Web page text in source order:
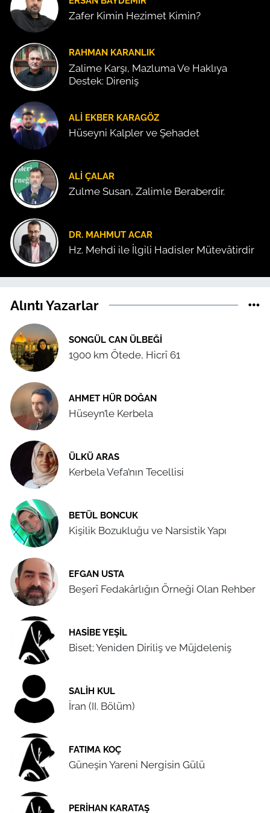
Zafer Kimin Hezimet Kimin?
RAHMAN KARANLIK
Zalime Karşı, Mazluma Ve Haklıya
Destek: Direniş
ALI EKBER KARAGÖZ
Hüseyni Kalpler ve Şehadet
ALI ÇALAR
Zulme Susan, Zalimle Beraberdir.
DR. MAHMUT ACAR
Hz. Mehdi ile İlgili Hadisler Mütevâtirdir
Alıntı Yazarlar
SONGÜL CAN ÜLBEĞI
1900 km Ötede, Hicrî 61
AHMET HÜR DOĞAN
Hüseyn’le Kerbela
ÜLKÜ ARAS
Kerbela Vefa’nın Tecellisi
BETÜL BONCUK
Kişilik Bozukluğu ve Narsistik Yapı
EFGAN USTA
Beşerî Fedakârlığın Örneği Olan Rehber
HASIBE YEŞIL
Biset; Yeniden Diriliş ve Müjdeleniş
SALIH KUL
İran (II. Bölüm)
FATIMA KOÇ
Güneşin Yareni Nergisin Gülü
PERIHAN KARATAŞ